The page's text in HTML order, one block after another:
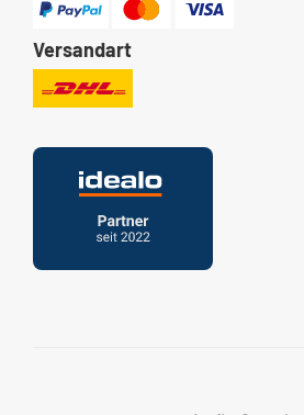
Versandart